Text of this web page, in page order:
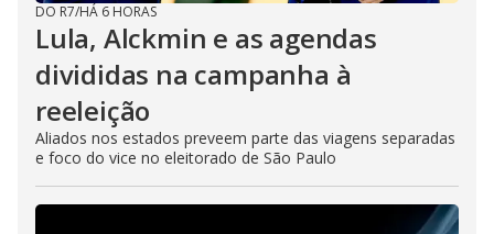
DO R7/HÁ 6 HORAS
Lula, Alckmin e as agendas
divididas na campanha à
reeleição
Aliados nos estados preveem parte das viagens separadas
e foco do vice no eleitorado de São Paulo